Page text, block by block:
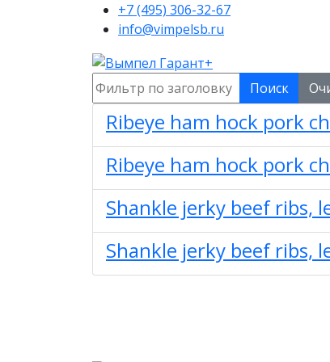
+7 (495) 306-32-67
info@vimpelsb.ru
Фильтр по заголовку Поиск
Ribeye ham hock pork
Ribeye ham hock pork
Shankle jerky beef ribs,
Shankle jerky beef ribs,